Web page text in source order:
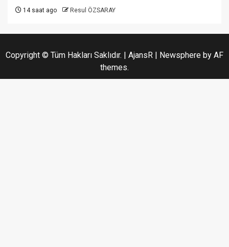
14 saat ago Resul ÖZSARAY
Copyright © Tüm Hakları Saklıdır. | AjansR | Newsphere by AF
themes.